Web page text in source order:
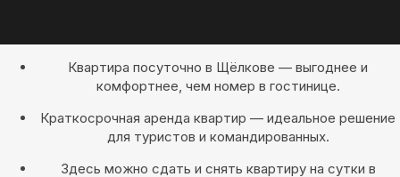
Квартира посуточно в Щёлкове — выгоднее и
комфортнее, чем номер в гостинице.
Краткосрочная аренда квартир — идеальное решение
для туристов и командированных.
Здесь можно сдать и снять квартиру на сутки в